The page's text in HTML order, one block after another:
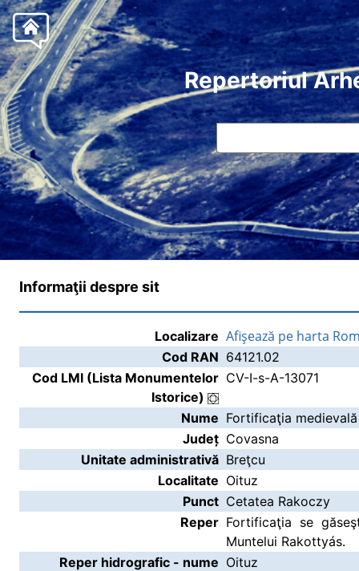
Repertoriul
Informaţii despre sit
Localizare Afişează pe harta
Cod RAN 64121.02
Cod LMI (Lista Monumentelor
Istorice)
CV-I-s-A-13071
Nume Fortificaţia
Județ Covasna
Unitate administrativă Breţcu
Localitate Oituz
Punct Cetatea Rakoczy
Reper Fortificaţia se
Muntelui Rakottyás.
Reper hidrografic - nume Oituz